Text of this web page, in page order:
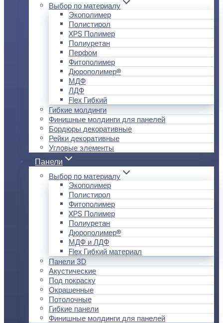
Выбор по материалу
Экополимер
Полистирол
XPS Полимер
Полиуретан
Перфом
Фитополимер
Дюрополимер®
МДФ
ЛДФ
Flex Гибкий
Гибкие молдинги
Финишные молдинги для панелей
Бордюры декоративные
Рейки декоративные
Угловые элементы
Панели
Выбор по материалу
Экополимер
Полистирол
Фитополимер
XPS Полимер
Полиуретан
Дюрополимер®
МДФ и ЛДФ
Flex Гибкий материал
Панели 3D
Акустические
Под покраску
Окрашенные
Потолочные
Гибкие панели
Финишные молдинги для панелей